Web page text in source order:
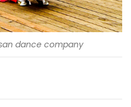
dance company